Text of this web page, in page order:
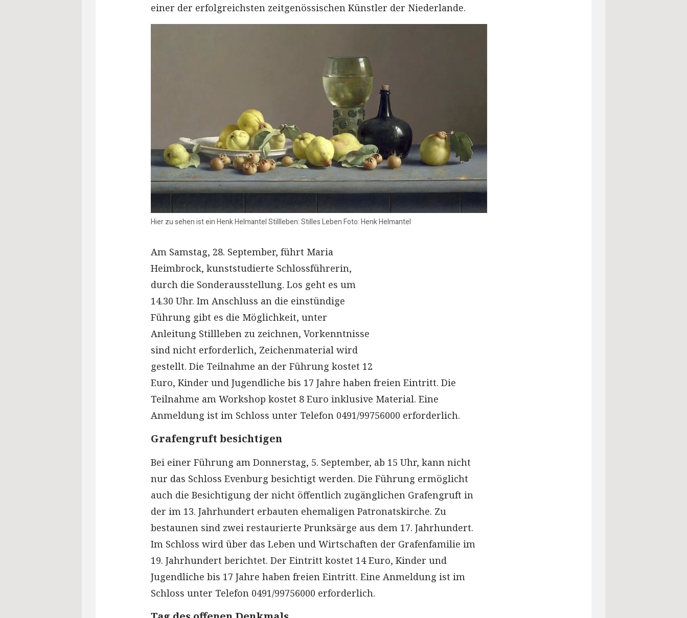
einer der erfolgreichsten zeitgenössischen Künstler der Niederlande.
Hier zu sehen ist ein Henk Helmantel Stillleben: Stilles Leben Foto: Henk Helmantel
Am Samstag, 28. September, führt Maria
Heimbrock, kunststudierte Schlossführerin,
durch die Sonderausstellung. Los geht es um
14.30 Uhr. Im Anschluss an die einstündige
Führung gibt es die Möglichkeit, unter
Anleitung Stillleben zu zeichnen, Vorkenntnisse
sind nicht erforderlich, Zeichenmaterial wird
gestellt. Die Teilnahme an der Führung kostet 12
Euro, Kinder und Jugendliche bis 17 Jahre haben freien Eintritt. Die
Teilnahme am Workshop kostet 8 Euro inklusive Material. Eine
Anmeldung ist im Schloss unter Telefon 0491/99756000 erforderlich.
Grafengruft besichtigen
Bei einer Führung am Donnerstag, 5. September, ab 15 Uhr, kann nicht
nur das Schloss Evenburg besichtigt werden. Die Führung ermöglicht
auch die Besichtigung der nicht öffentlich zugänglichen Grafengruft in
der im 13. Jahrhundert erbauten ehemaligen Patronatskirche. Zu
bestaunen sind zwei restaurierte Prunksärge aus dem 17. Jahrhundert.
Im Schloss wird über das Leben und Wirtschaften der Grafenfamilie im
19. Jahrhundert berichtet. Der Eintritt kostet 14 Euro, Kinder und
Jugendliche bis 17 Jahre haben freien Eintritt. Eine Anmeldung ist im
Schloss unter Telefon 0491/99756000 erforderlich.